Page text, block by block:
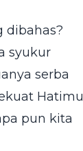
dibahas?
syukur
serba
Hatimu
pun kita